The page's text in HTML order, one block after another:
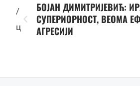
/
ц
БОЈАН ДИМИТРИЈЕВИЋ:
СУПЕРИОРНОСТ, ВЕОМА
АГРЕСИЈИ